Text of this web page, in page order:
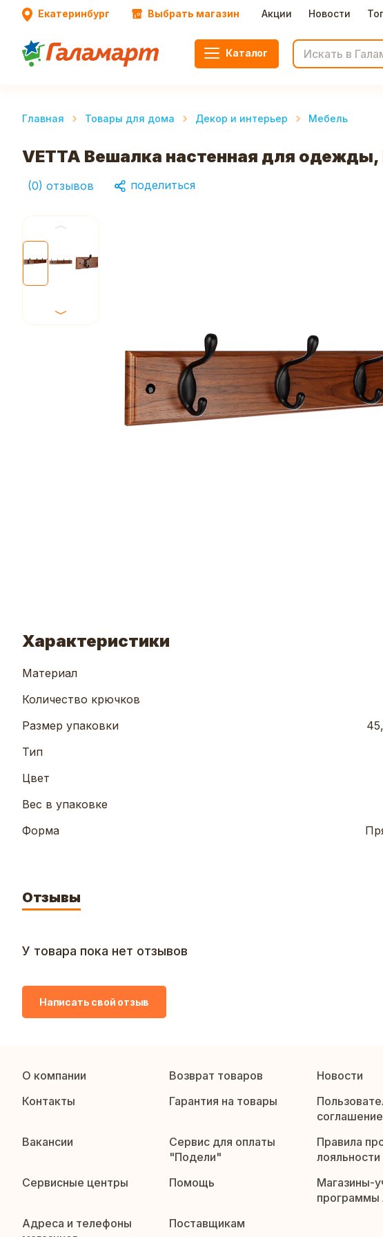
Екатеринбург Выбрать магазин Акции Новости
Каталог
Главная Товары для дома Декор и интерьер Мебель
VETTA Вешалка настенная для
(0) отзывов поделиться
Характеристики
Материал
Количество крючков
Размер упаковки
Тип
Цвет
Вес в упаковке
Форма
Отзывы
У товара пока нет отзывов
Написать свой отзыв
О компании Возврат товаров
Новости
Контакты
Гарантия на товары
соглашение
Вакансии
Сервис для оплаты
"Подели"
Правила
лояльности
Сервисные центры
Помощь
Магазины-
программы
Адреса и телефоны
Поставщикам